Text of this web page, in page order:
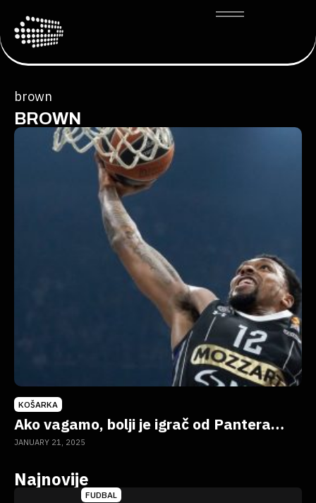
brown
BROWN
KOŠARKA
Ako vagamo, bolji je igrač od Pantera…
JANUARY 21, 2025
Najnovije
FUDBAL